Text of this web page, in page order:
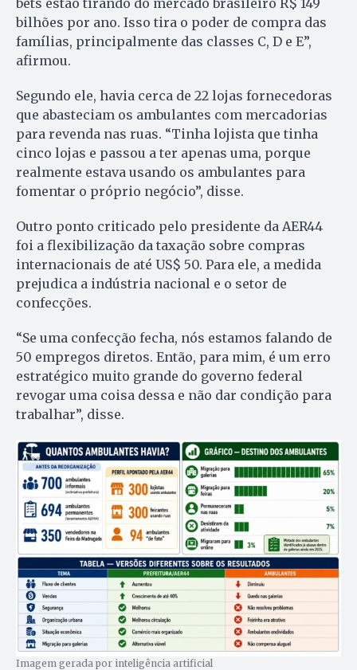
bets estão tirando do mercado brasileiro R$ 149
bilhões por ano. Isso tira o poder de compra das
famílias, principalmente das classes C, D e E”,
afirmou.
Segundo ele, havia cerca de 22 lojas fornecedoras
que abasteciam os ambulantes com mercadorias
para revenda nas ruas. “Tinha lojista que tinha
cinco lojas e passou a ter apenas uma, porque
realmente estava usando os ambulantes para
fomentar o próprio negócio”, disse.
Outro ponto criticado pelo presidente da AER44
foi a flexibilização da taxação sobre compras
internacionais de até US$ 50. Para ele, a medida
prejudica a indústria nacional e o setor de
confecções.
“Se uma confecção fecha, nós estamos falando de
50 empregos diretos. Então, para mim, é um erro
estratégico muito grande do governo federal
revogar uma coisa dessa e não dar condição para
trabalhar”, disse.
Imagem gerada por inteligência artificial